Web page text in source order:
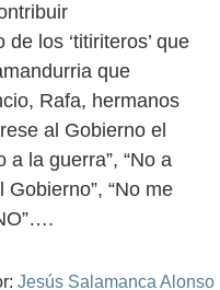
los ‘titiriteros’ que
que
Rafa, hermanos
al Gobierno el
a la guerra”, “No a
Gobierno”, “No me
Jesús Salamanca Alonso